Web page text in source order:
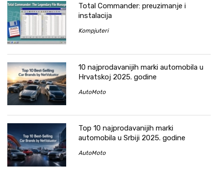
Total Commander: preuzimanje i
instalacija
Kompjuteri
10 najprodavanijih marki automobila u
Hrvatskoj 2025. godine
AutoMoto
Top 10 najprodavanijih marki
automobila u Srbiji 2025. godine
AutoMoto